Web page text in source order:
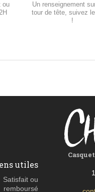
ou
Un renseignement
tour de tête, suivez
!
utiles
Satisfait ou
remboursé